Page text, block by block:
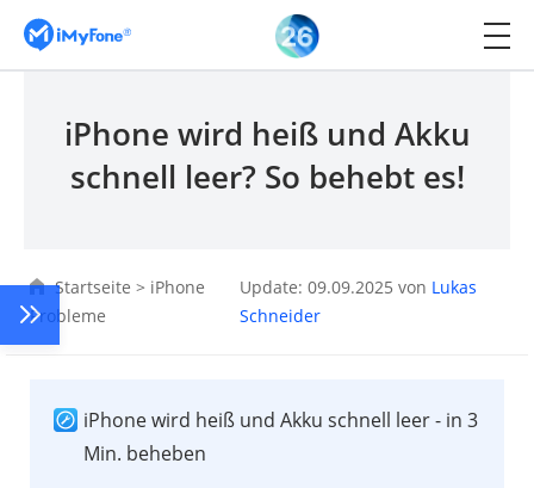
iPhone wird heiß und Akku
schnell leer? So behebt es!
Startseite > iPhone
Probleme
Update: 09.09.2025 von Lukas
Schneider
iPhone wird heiß und Akku schnell leer - in 3
Min. beheben